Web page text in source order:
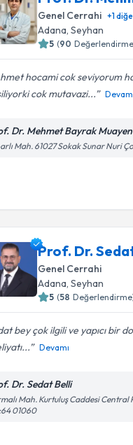
Genel Cerrahi +1
Adana , Seyhan
5 (90
hocami cok seviyorum
cok mutavazi...
Dr. Mehmet Bayrak
Mah. 61027 Sokak Sunar Nuri
Prof. Dr.
Genel Cerrahi
Adana, Seyhan
5 (58
bey çok ilgili ve yapıcı bir
Devamı
Dr. Sedat Belli
Mah. Kurtuluş Caddesi
01060